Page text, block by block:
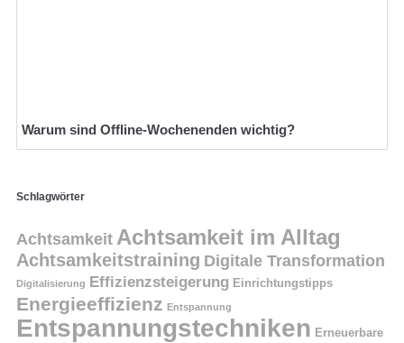
Warum sind Offline-Wochenenden wichtig?
Schlagwörter
Achtsamkeit Achtsamkeit im Alltag
Achtsamkeitstraining Digitale Transformation
Digitalisierung Effizienzsteigerung Einrichtungstipps
Energieeffizienz Entspannung
Entspannungstechniken Erneuerbare